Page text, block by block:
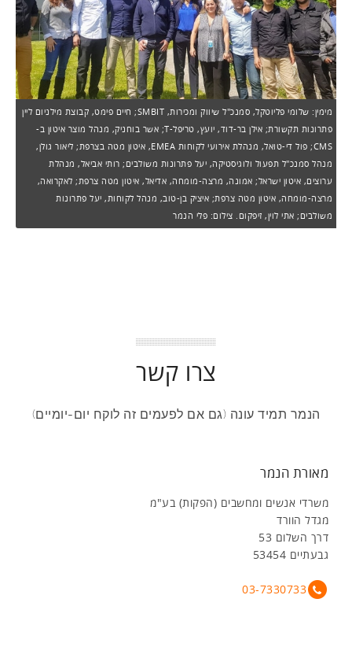
מימין: שלומי פליוטקל, סמנכ"ל שיווק ומכירות, SMBIT; חיים פימט, קבוצת מילניום ליין
פתרונות תקשורת; אילן בר-דוד, יועץ, טריפל-T; אשר בוחניק, מנהל מוצר איטון ב-
CMS; פול די-טואל, מנהלת אירועי לקוחות EMEA, איטון מטה בצרפת; ליאור גולן,
מנהל סמנכ"ל תפעול ולוגיסטיקה, יעל פתרונות משולבים; רותי אביאל, מנהלת
ערוצים, איטון ישראל; אמונה, מרצה-מומחה, אדיאל, איטון מטה צרפת; לאקרואה,
מרצה-מומחה, איטון מטה צרפת; איציק בן-טוב, מנהל לקוחות, יעל פתרונות
משולבים; אתי לוין, זיפקום. צילום: פלי הנמר
צרו קשר
הנמר תמיד עונה (גם אם לפעמים זה לוקח יום-יומיים)
מאורת הנמר
משרדי אנשים ומחשבים (הפקות) בע"מ
מגדל הוורד
דרך השלום 53
גבעתיים 53454
03-7330733